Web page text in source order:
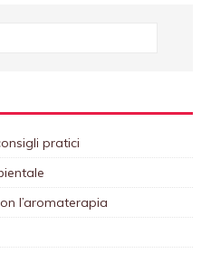
pratici
l’aromaterapia